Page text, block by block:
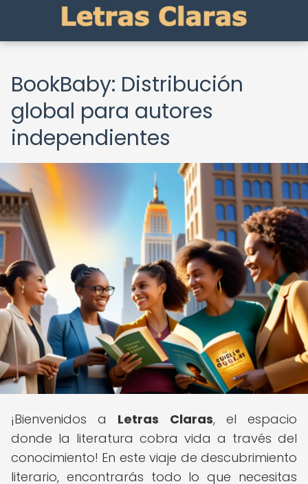
BookBaby: Distribución
global para autores
independientes
¡Bienvenidos a Letras Claras, el espacio
donde la literatura cobra vida a través del
conocimiento! En este viaje de descubrimiento
literario, encontrarás todo lo que necesitas